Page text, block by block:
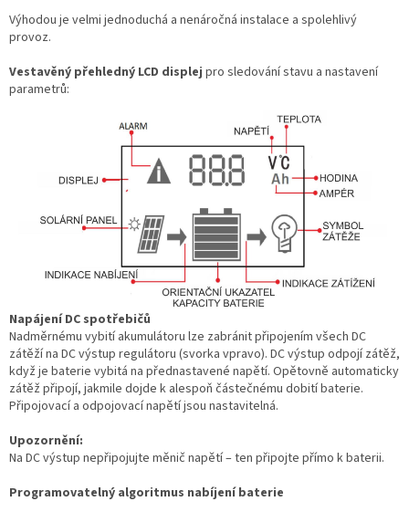
Výhodou je velmi jednoduchá a nenáročná instalace a spolehlivý
provoz.
Vestavěný přehledný LCD displej pro sledování stavu a nastavení
parametrů:
Napájení DC spotřebičů
Nadměrnému vybití akumulátoru lze zabránit připojením všech DC
zátěží na DC výstup regulátoru (svorka vpravo). DC výstup odpojí zátěž,
když je baterie vybitá na přednastavené napětí. Opětovně automaticky
zátěž připojí, jakmile dojde k alespoň částečnému dobití baterie.
Připojovací a odpojovací napětí jsou nastavitelná.
Upozornění:
Na DC výstup nepřipojujte měnič napětí – ten připojte přímo k baterii.
Programovatelný algoritmus nabíjení baterie